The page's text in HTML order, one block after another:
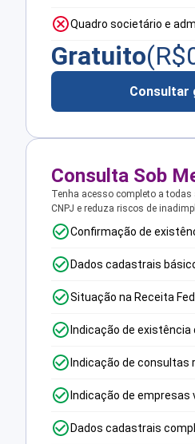
Quadro societário e
Gratuito(R$
Consultar
Consulta Sob
Tenha acesso completo a
CNPJ e reduza riscos de
Confirmação de
Dados cadastrais
Situação na Receita
Indicação de
Indicação de consultas
Indicação de empresas
Dados cadastrais